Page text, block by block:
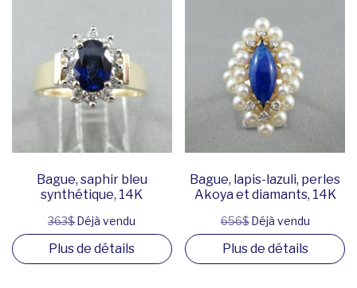
Bague, saphir bleu
synthétique, 14K
363$Déjà vendu
Plus de détails
Bague, lapis-lazuli, perles
Akoya et diamants, 14K
656$Déjà vendu
Plus de détails